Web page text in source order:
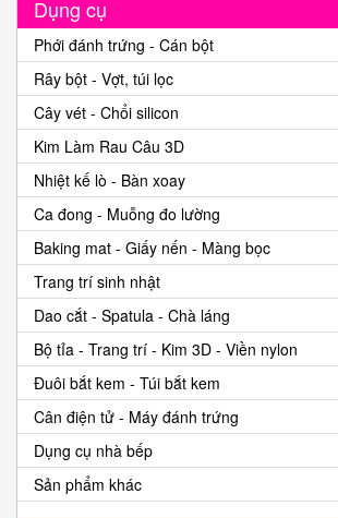
Dụng cụ
Phới đánh trứng - Cán bột
Rây bột - Vợt, túi lọc
Cây vét - Chổi silicon
Kim Làm Rau Câu 3D
Nhiệt kế lò - Bàn xoay
Ca đong - Muỗng đo lường
Baking mat - Giấy nến - Màng bọc
Trang trí sinh nhật
Dao cắt - Spatula - Chà láng
Bộ tỉa - Trang trí - Kim 3D - Viền nylon
Đuôi bắt kem - Túi bắt kem
Cân điện tử - Máy đánh trứng
Dụng cụ nhà bếp
Sản phẩm khác